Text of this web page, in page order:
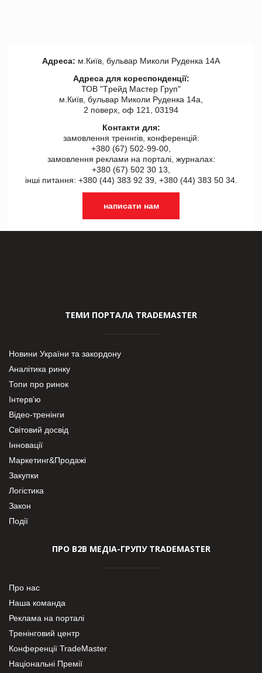
Адреса: м.Київ, бульвар Миколи Руденка 14А
Адреса для кореспонденції:
ТОВ "Tрейд Мастер Груп"
м.Київ, бульвар Миколи Руденка 14а,
2 поверх, оф 121, 03194
Контакти для:
замовлення треннгів, конференцій:
+380 (67) 502-99-00,
замовлення реклами на порталі, журналах:
+380 (67) 502 30 13,
інші питання: +380 (44) 383 92 39, +380 (44) 383 50 34.
написати нам
ТЕМИ ПОРТАЛА TRADEMASTER
Новини України та закордону
Аналітика ринку
Топи про ринок
Інтерв’ю
Відео-тренінги
Світовий досвід
Інновації
Маркетинг&Продажі
Закупки
Логістика
Закон
Події
ПРО В2В МЕДІА-ГРУПУ TRADEMASTER
Про нас
Наша команда
Реклама на порталі
Тренінговий центр
Конференції TradeMaster
Національні Премії